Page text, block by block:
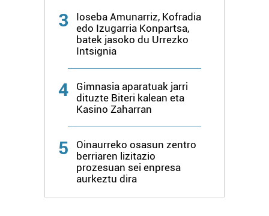
Bazkide batzuek ez dizute baimenik eskatzen, eta beren
interes komertzial legitimoetan babesten dira. Ikusi gure
dezakezun ikusteko.
datuen atalean. Edozein unetan alda edo ken dezakezu
zure baimena Cookieen adierazpenean.
3
Ioseba Amunarriz, Kofradia
edo Izugarria Konpartsa,
batek jasoko du Urrezko
Intsignia
4
Gimnasia aparatuak jarri
dituzte Biteri kalean eta
Kasino Zaharran
5
Oinaurreko osasun zentro
berriaren lizitazio
prozesuan sei enpresa
aurkeztu dira